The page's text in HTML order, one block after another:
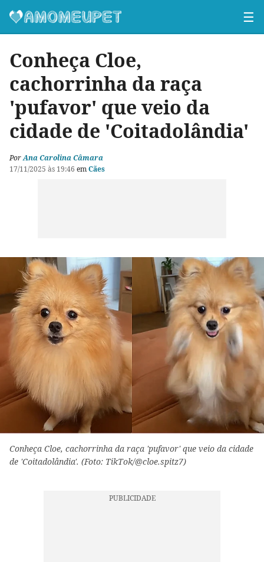
☰
Conheça Cloe,
cachorrinha da raça
'pufavor' que veio da
cidade de 'Coitadolândia'
PorAna Carolina Câmara
17/11/2025 às 19:46 emCães
Conheça Cloe, cachorrinha da raça 'pufavor' que veio da cidade
de 'Coitadolândia'. (Foto: TikTok/@cloe.spitz7)